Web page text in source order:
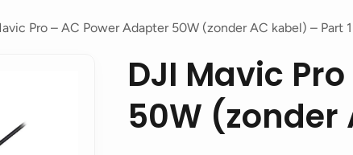
Pro – AC Power Adapter 50W (zonder AC kabel) – Part
DJI Mavic
50W (zonder